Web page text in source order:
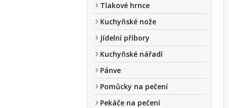
Tlakové hrnce
Kuchyňské nože
Jídelní příbory
Kuchyňské nářadí
Pánve
Pomůcky na pečení
Pekáče na pečení